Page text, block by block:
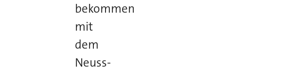
bekommen
mit
dem
Neuss-